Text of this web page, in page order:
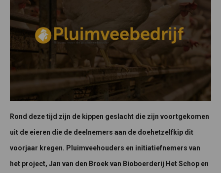
Rond deze tijd zijn de kippen geslacht die zijn voortgekomen
uit de eieren die de deelnemers aan de doehetzelfkip dit
voorjaar kregen. Pluimveehouders en initiatiefnemers van
het project, Jan van den Broek van Bioboerderij Het Schop en